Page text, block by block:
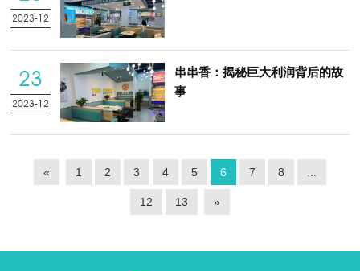
2023-12
23
2023-12
串串香：揭秘巨大利润背后的故
事
« 1 2 3 4 5 6 7 8
12 13 »